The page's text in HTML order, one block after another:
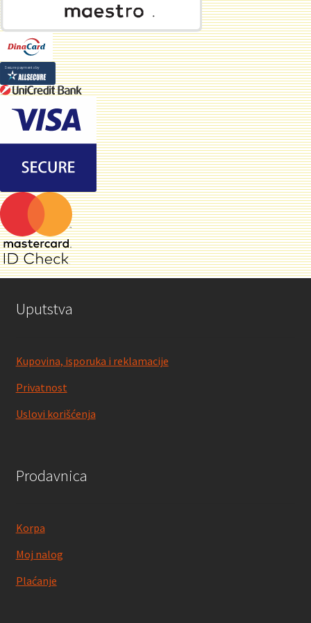
Uputstva
Kupovina, isporuka i reklamacije
Privatnost
Uslovi korišćenja
Prodavnica
Korpa
Moj nalog
Plaćanje